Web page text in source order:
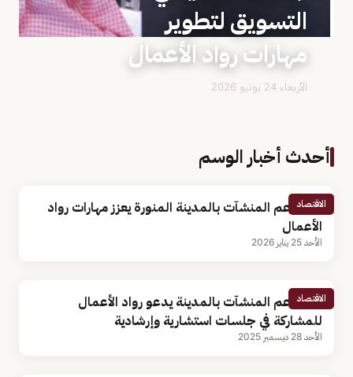
التسويق لتطوير
مهارات رواد الأعمال
الأربعاء 24 يونيو 2026
أحدث أخبار الوسم
الاقتصاد
مركز دعم المنشآت بالمدينة المنورة يعزز مهارات رواد
الأعمال
الأحد 25 يناير 2026
الاقتصاد
مركز دعم المنشآت بالمدينة يدعو رواد الأعمال
للمشاركة في جلسات استشارية وإرشادية
الأحد 28 ديسمبر 2025